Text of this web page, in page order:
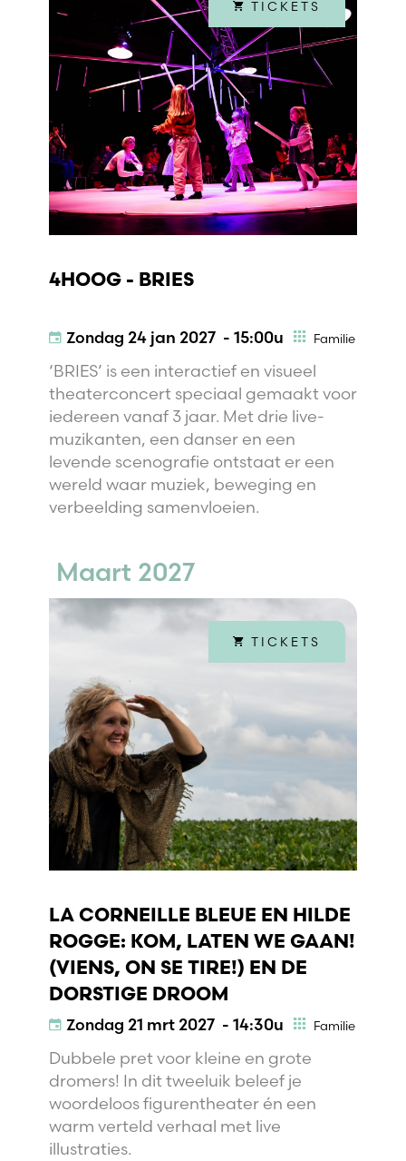
TICKETS
4HOOG - BRIES
Zondag 24 jan 2027 - 15:00u Familie
‘BRIES’ is een interactief en visueel
theaterconcert speciaal gemaakt voor
iedereen vanaf 3 jaar. Met drie live-
muzikanten, een danser en een
levende scenografie ontstaat er een
wereld waar muziek, beweging en
verbeelding samenvloeien.
Maart 2027
TICKETS
LA CORNEILLE BLEUE EN HILDE
ROGGE: KOM, LATEN WE GAAN!
(VIENS, ON SE TIRE!) EN DE
DORSTIGE DROOM
Zondag 21 mrt 2027 - 14:30u Familie
Dubbele pret voor kleine en grote
dromers! In dit tweeluik beleef je
woordeloos figurentheater én een
warm verteld verhaal met live
illustraties.